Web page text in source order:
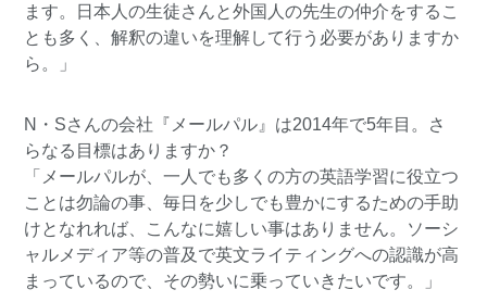
ます。日本人の生徒さんと外国人の先生の仲介をするこ
とも多く、解釈の違いを理解して行う必要がありますか
ら。」
N・Sさんの会社『メールパル』は2014年で5年目。さ
らなる目標はありますか？
「メールパルが、一人でも多くの方の英語学習に役立つ
ことは勿論の事、毎日を少しでも豊かにするための手助
けとなれれば、こんなに嬉しい事はありません。ソーシ
ャルメディア等の普及で英文ライティングへの認識が高
まっているので、その勢いに乗っていきたいです。」